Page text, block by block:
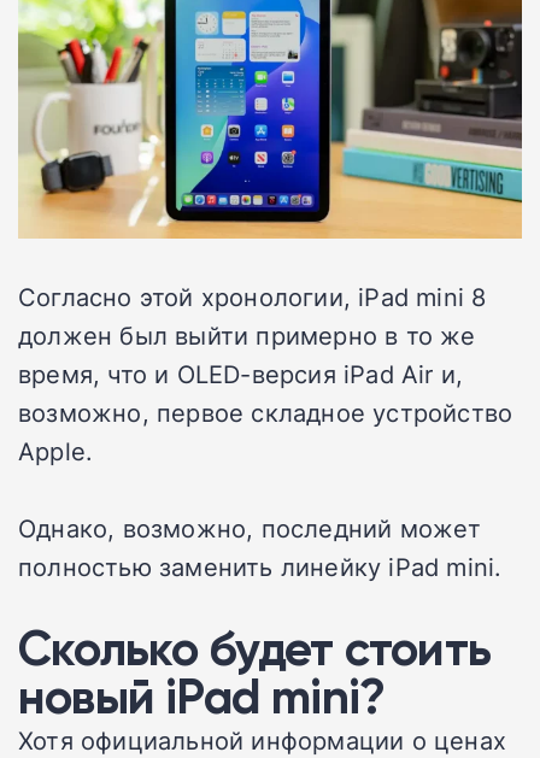
Согласно этой хронологии, iPad mini 8
должен был выйти примерно в то же
время, что и OLED-версия iPad Air и,
возможно, первое складное устройство
Apple.
Однако, возможно, последний может
полностью заменить линейку iPad mini.
Сколько будет стоить
новый iPad mini?
Хотя официальной информации о ценах